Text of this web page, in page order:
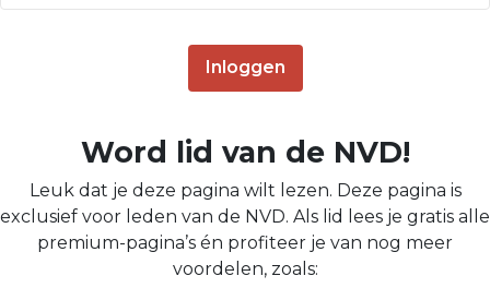
Inloggen
Word lid van de NVD!
Leuk dat je deze pagina wilt lezen. Deze pagina is
exclusief voor leden van de NVD. Als lid lees je gratis alle
premium-pagina’s én profiteer je van nog meer
voordelen, zoals: